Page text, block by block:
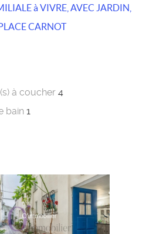
à VIVRE, AVEC JARDIN,
CARNOT
à coucher 4
bain 1